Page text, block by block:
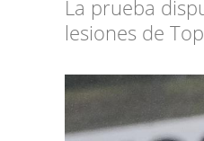
La prueba
lesiones de